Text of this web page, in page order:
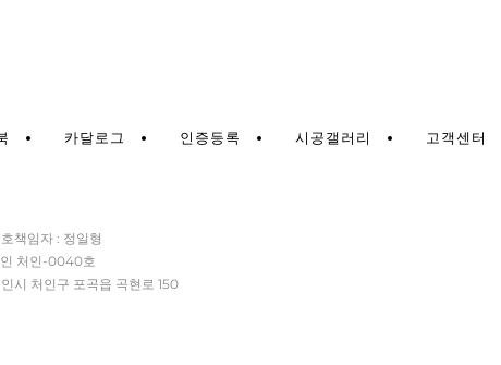
카달로그 인증등록 시공갤러리 고객센터
책임자 : 정일형
처인-0040호
시 처인구 포곡읍 곡현로 150